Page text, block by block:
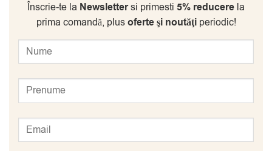
Înscrie-te la Newslettersi primesti 5% reducere la
prima comandă, plusoferte şi noutăţiperiodic!